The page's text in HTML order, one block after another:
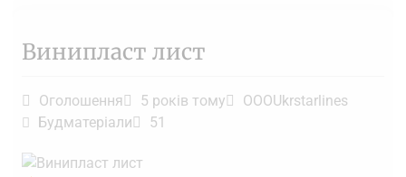
Винипласт лист
Оголошення 5 років тому
OOOUkrstarlines
Будматеріали
51